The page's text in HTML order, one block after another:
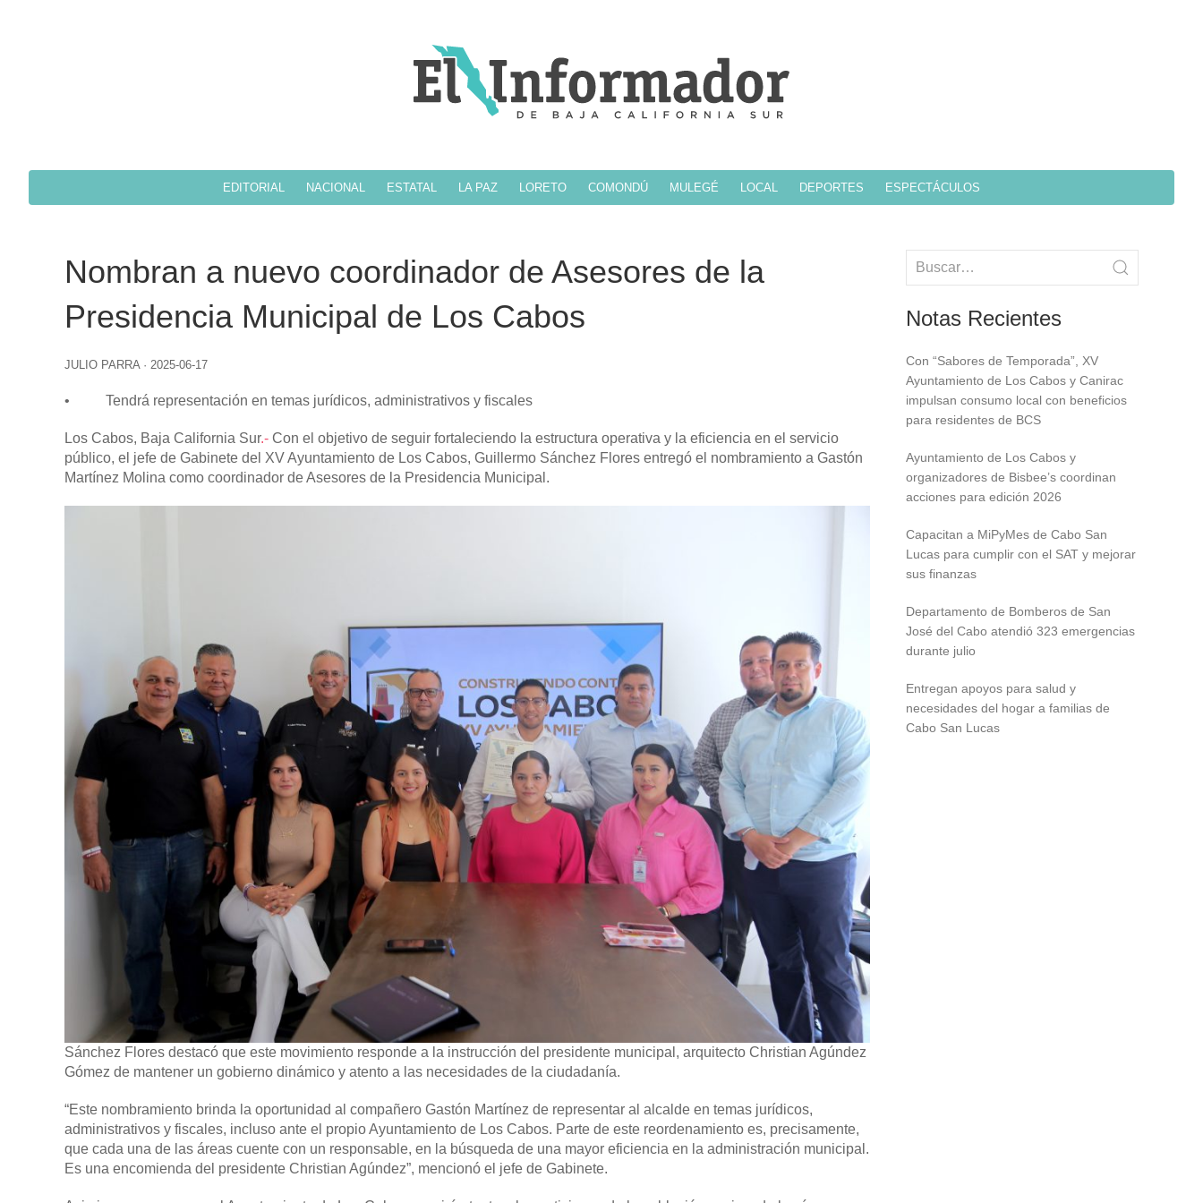
EDITORIAL NACIONAL ESTATAL LA PAZ LORETO COMONDÚ MULEGÉ LOCAL DEPORTES ESPECTÁCULOS
Nombran a nuevo coordinador de Asesores de la
Presidencia Municipal de Los Cabos
JULIO PARRA · 2025-06-17
• Tendrá representación en temas jurídicos, administrativos y fiscales
Los Cabos, Baja California Sur.- Con el objetivo de seguir fortaleciendo la estructura operativa y la eficiencia en el servicio
público, el jefe de Gabinete del XV Ayuntamiento de Los Cabos, Guillermo Sánchez Flores entregó el nombramiento a Gastón
Martínez Molina como coordinador de Asesores de la Presidencia Municipal.
Sánchez Flores destacó que este movimiento responde a la instrucción del presidente municipal, arquitecto Christian Agúndez
Gómez de mantener un gobierno dinámico y atento a las necesidades de la ciudadanía.
“Este nombramiento brinda la oportunidad al compañero Gastón Martínez de representar al alcalde en temas jurídicos,
administrativos y fiscales, incluso ante el propio Ayuntamiento de Los Cabos. Parte de este reordenamiento es, precisamente,
que cada una de las áreas cuente con un responsable, en la búsqueda de una mayor eficiencia en la administración municipal.
Es una encomienda del presidente Christian Agúndez”, mencionó el jefe de Gabinete.
Notas Recientes
Con “Sabores de Temporada”, XV
Ayuntamiento de Los Cabos y Canirac
impulsan consumo local con beneficios
para residentes de BCS
Ayuntamiento de Los Cabos y
organizadores de Bisbee’s coordinan
acciones para edición 2026
Capacitan a MiPyMes de Cabo San
Lucas para cumplir con el SAT y mejorar
sus finanzas
Departamento de Bomberos de San
José del Cabo atendió 323 emergencias
durante julio
Entregan apoyos para salud y
necesidades del hogar a familias de
Cabo San Lucas